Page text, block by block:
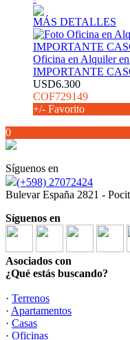
MÁS DETALLES
Oficina en Alquiler
IMPORTANTE
USD6.300
COF729149
+/- Favorito
0
Síguenos en
(+598) 27072424
Bulevar España 2821 -
Síguenos en
Asociados con
¿Qué estás buscando?
· Terrenos
· Apartamentos
· Casas
· Oficinas